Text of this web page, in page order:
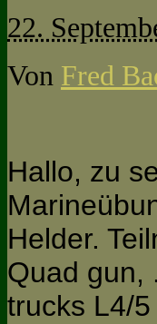
22.
Von Fred
Hallo, zu
Helder.
Quad gun,
trucks L4/